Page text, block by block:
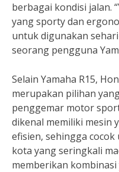
berbagai kondisi jalan.
yang sporty dan
untuk digunakan
seorang pengguna
Selain Yamaha R15,
merupakan pilihan
penggemar motor
dikenal memiliki mesin
efisien, sehingga
kota yang seringkali
memberikan